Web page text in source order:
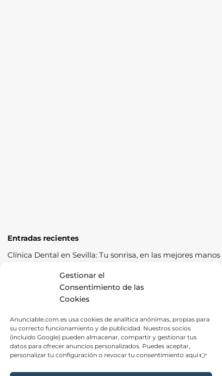
Gestionar el
Consentimiento de las
Cookies
Anunciable.com.es usa cookies de analítica anónimas, propias para
su correcto funcionamiento y de publicidad. Nuestros socios
(incluido Google) pueden almacenar, compartir y gestionar tus
datos para ofrecer anuncios personalizados. Puedes aceptar,
personalizar tu configuración o revocar tu consentimiento aquí 👉
Entradas recientes
Clínica Dental en Sevilla: Tu sonrisa, en las mejores manos
Cómo pasar la ITV a la primera: guía completa con
consejos prácticos
Los cereales sostenibles representan una oportunidad de
Fábrica de Canapés en Barcelona: La Mejor Opción para
tu Descanso
Las ventajas de contratar una empresa de alquiler de
carpas para tus eventos